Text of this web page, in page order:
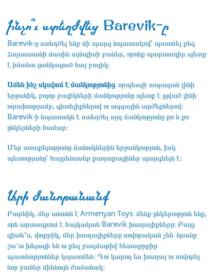
Ինչո՞ւ ստեղծվեց Barevik-ը
Barevik-ը ստեղծել ենք մի պարզ նպատակով՝ պատմել քեզ
Հայաստանի մասին այնպիսի բաներ, որոնք պարտադիր պետք
է իմանա ցանկացած հայ բալիկ։
Ամեն ինչ սկսվում է մանկությունից ․ որպեսզի ապագան լինի
երջանիկ, բոլոր բալիկների մանկությունը պետք է լցված լինի
ուրախությամբ, գիտելիքներով ու ազգային արժեքներով։
Barevik-ի նպատակն է ստեղծել այդ մանկությունը քո և քո
ընկերների համար։
Մեր առաքելությունը մանուկներին երջանկություն, իսկ
պետությանը՝ հայրենասեր քաղաքացիներ պարգևելն է։
Արի ծանոթանանք
Բարևիկ, մեր անունն է Armenyan Toys․ մենք ընկերություն ենք,
որն արտադրում է հայկական Barevik խաղալիքները։ Բայց
գիտե՞ս, փոքրիկ, մեր խաղալիքները սովորական չեն․ նրանք
շա՜տ խելացի են ու քեզ բազմաթիվ հետաքրքիր
պատմություններ կպատմեն։ Դու կարող ես խաղալ ու սովորել
նոր բաներ միևնույն ժամանակ։